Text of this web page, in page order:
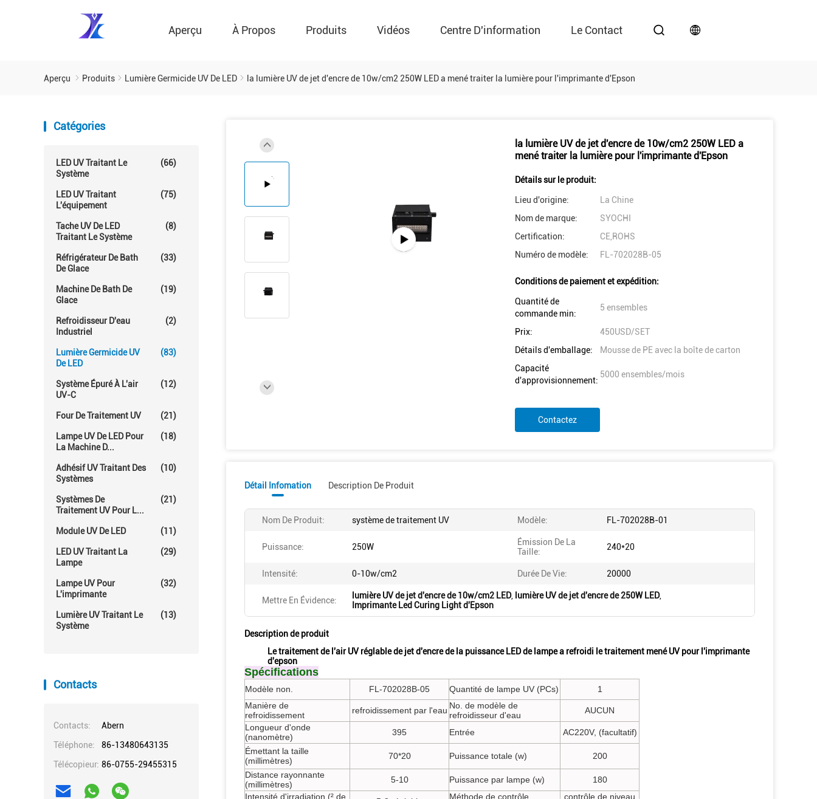
Aperçu À Propos Produits Vidéos Centre D'information Le Contact
Aperçu Produits Lumière Germicide UV De LED la lumière UV de jet d'encre de 10w/cm2 250W LED a mené traiter la lumière pour l'imprimante d'Epson
Catégories
LED UV Traitant Le
Système
(66)
LED UV Traitant
L'équipement
(75)
Tache UV De LED
Traitant Le Système
(8)
Réfrigérateur De Bath
De Glace
(33)
Machine De Bath De
Glace
(19)
Refroidisseur D'eau
Industriel
(2)
Lumière Germicide UV
De LED
(83)
Système Épuré À L'air
UV-C
(12)
Four De Traitement UV (21)
Lampe UV De LED Pour
La Machine D...
(18)
Adhésif UV Traitant Des
Systèmes
(10)
Systèmes De
Traitement UV Pour L...
(21)
Module UV De LED (11)
LED UV Traitant La
Lampe
(29)
Lampe UV Pour
L'imprimante
(32)
Lumière UV Traitant Le
Système
(13)
Contacts
Contacts:
Abern
Téléphone:
86-13480643135
Télécopieur: 86-0755-29455315
la lumière UV de jet d'encre de 10w/cm2 250W LED a
mené traiter la lumière pour l'imprimante d'Epson
Détails sur le produit:
Lieu d'origine:
La Chine
Nom de marque:
SYOCHI
Certification:
CE,ROHS
Numéro de modèle:
FL-702028B-05
Conditions de paiement et expédition:
Quantité de
commande min:
5 ensembles
Prix:
450USD/SET
Détails d'emballage:
Mousse de PE avec la boîte de carton
Capacité
d'approvisionnement:
5000 ensembles/mois
Contactez
Détail Infomation Description De Produit
Nom De Produit: système de traitement UV Modèle: FL-702028B-01
Puissance: 250W
Émission De La
Taille:
240*20
Intensité: 0-10w/cm2 Durée De Vie: 20000
Mettre En Évidence: lumière UV de jet d'encre de 10w/cm2 LED, lumière UV de jet d'encre de 250W LED,
Imprimante Led Curing Light d'Epson
Description de produit
Le traitement de l'air UV réglable de jet d'encre de la puissance LED de lampe a refroidi le traitement mené UV pour l'imprimante
d'epson
Spécifications
Modèle non. FL-702028B-05 Quantité de lampe UV (PCs)
1
Manière de
refroidissement
refroidissement par l'eau No. de modèle de
refroidisseur d'eau
AUCUN
Longueur d'onde
(nanomètre)
395 Entrée
AC220V, (facultatif)
Émettant la taille
(millimètres)
70*20 Puissance totale (w)
200
Distance rayonnante
(millimètres)
5-10 Puissance par lampe (w)
180
Intensité d'irradiation (² de
Méthode de contrôle
contrôle de niveau